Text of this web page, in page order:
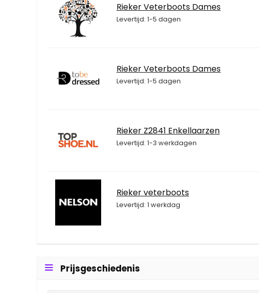
Rieker Veterboots Dames
Levertijd: 1-5 dagen
Rieker Veterboots Dames
Levertijd: 1-5 dagen
Rieker Z2841 Enkellaarzen
Levertijd: 1-3 werkdagen
Rieker veterboots
Levertijd: 1 werkdag
Prijsgeschiedenis